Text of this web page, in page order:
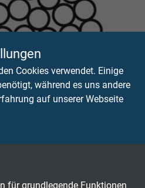
Cookies verwendet. Einige
während es uns andere
auf unserer Webseite
für grundlegende Funktionen